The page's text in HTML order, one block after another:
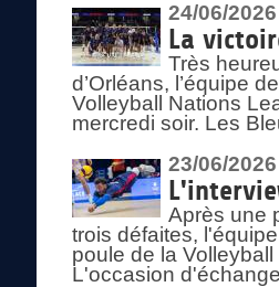
24/06/2026
La
Très
d’Orléans, l’équipe
Volleyball Nations
mercredi soir. Les
23/06/2026
Après une
trois défaites,
poule de la
L'occasion